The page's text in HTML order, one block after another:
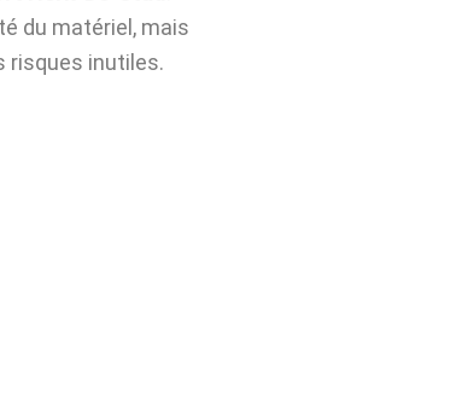
du matériel, mais
risques inutiles.